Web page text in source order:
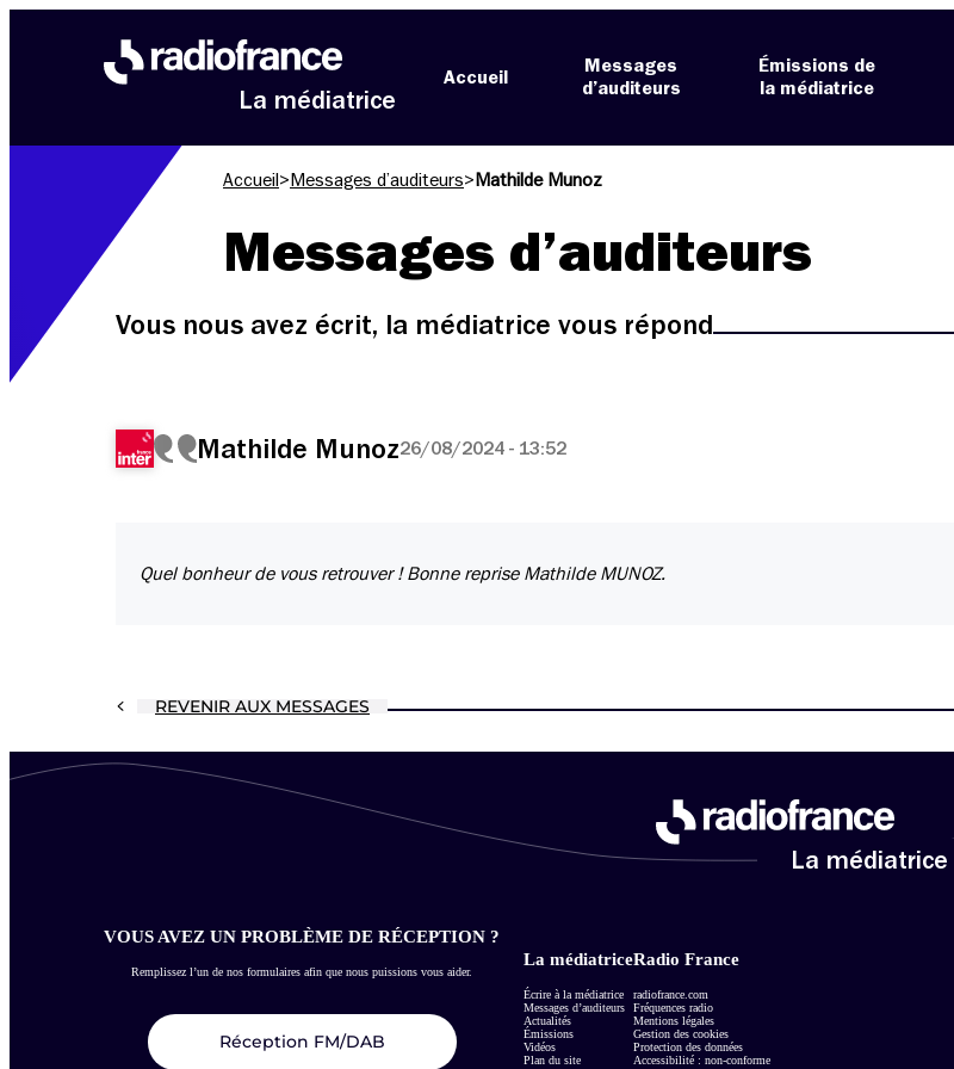
La médiatrice
Accueil
Messages
d’auditeurs
Émissions de
la médiatrice
Accueil > Messages d’auditeurs> Mathilde Munoz
Messages d’auditeurs
Vous nous avez écrit, la médiatrice vous répond
Mathilde Munoz26/08/2024 - 13:52
Quel bonheur de vous retrouver ! Bonne reprise Mathilde MUNOZ.
REVENIR AUX MESSAGES
La médiatrice
VOUS AVEZ UN PROBLÈME DE RÉCEPTION ?
Remplissez l’un de nos formulaires afin que nous puissions vous aider.
Réception FM/DAB
La médiatrice
Écrire à la médiatrice
Messages d’auditeurs
Actualités
Émissions
Vidéos
Plan du site
Radio France
radiofrance.com
Fréquences radio
Mentions légales
Gestion des cookies
Protection des données
Accessibilité : non-conforme